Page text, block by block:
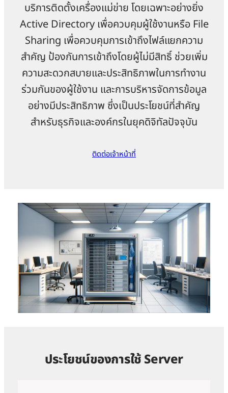
บริการติดตั้งเครื่องแม่ข่าย โดยเฉพาะอย่างยิ่ง
Active Directory เพื่อควบคุมผู้ใช้งานหรือ File
Sharing เพื่อควบคุมการเข้าถึงไฟล์แยกความ
สำคัญ ป้องกันการเข้าถึงโดยผู้ไม่มีสิทธิ์ ช่วยเพิ่ม
ความสะดวกสบายและประสิทธิภาพในการทำงาน
ร่วมกันของผู้ใช้งาน และการบริหารจัดการข้อมูล
อย่างมีประสิทธิภาพ ซึ่งเป็นประโยชน์ที่สำคัญ
สำหรับธุรกิจและองค์กรในยุคดิจิทัลปัจจุบัน
ติดต่อเจ้าหน้าที่
ประโยชน์ของการใช้ Server